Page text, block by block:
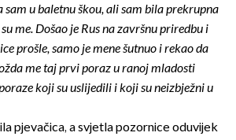
u baletnu škou, ali sam bila prekrupna
me. Došao je Rus na završnu priredbu i
prošle, samo je mene šutnuo i rekao da
me taj prvi poraz u ranoj mladosti
koji su uslijedili i koji su neizbježni u
pjevačica, a svjetla pozornice oduvijek